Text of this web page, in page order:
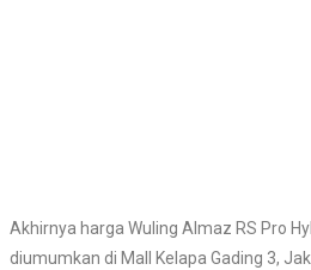
Akhirnya harga Wuling Almaz RS Pro
diumumkan di Mall Kelapa Gading 3,